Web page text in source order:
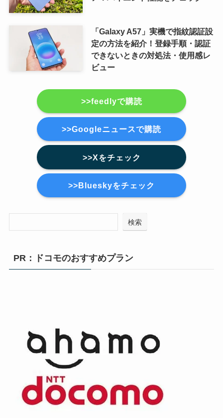
「Galaxy A57」実機で指紋認証設
定の方法を紹介！登録手順・認証
できないときの対処法・使用感レ
ビュー
>>feedlyで購読
>>Googleニュースで購読
>>Xをチェック
>>Blueskyをチェック
検索
PR：ドコモのおすすめプラン